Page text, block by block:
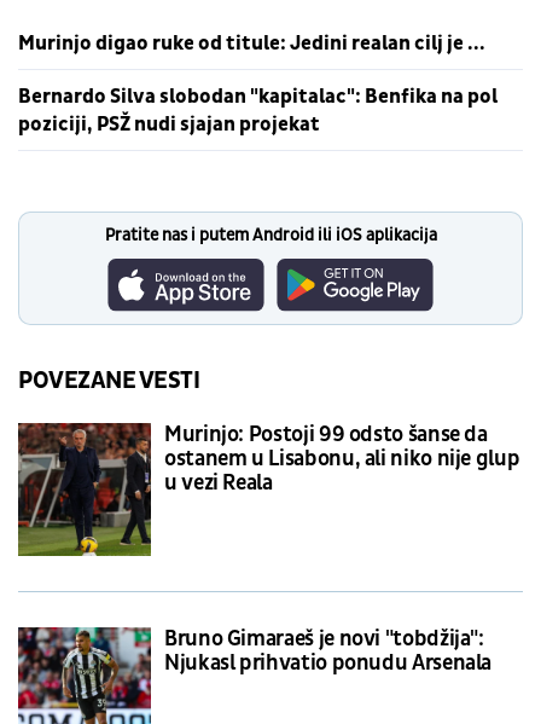
Murinjo digao ruke od titule: Jedini realan cilj je ...
Bernardo Silva slobodan "kapitalac": Benfika na pol
poziciji, PSŽ nudi sjajan projekat
Pratite nas i putem Android ili iOS aplikacija
POVEZANE VESTI
Murinjo: Postoji 99 odsto šanse da
ostanem u Lisabonu, ali niko nije glup
u vezi Reala
Bruno Gimaraeš je novi "tobdžija":
Njukasl prihvatio ponudu Arsenala